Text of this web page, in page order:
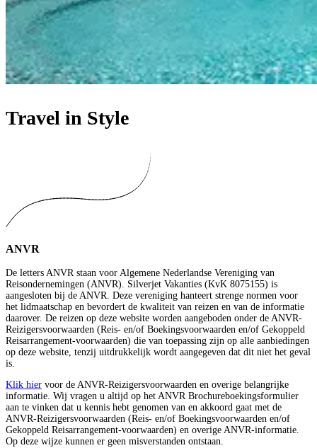
Travel in Style
ANVR
De letters ANVR staan voor Algemene Nederlandse Vereniging van
Reisondernemingen (ANVR). Silverjet Vakanties (KvK 8075155) is
aangesloten bij de ANVR. Deze vereniging hanteert strenge normen voor
het lidmaatschap en bevordert de kwaliteit van reizen en van de informatie
daarover. De reizen op deze website worden aangeboden onder de ANVR-
Reizigersvoorwaarden (Reis- en/of Boekingsvoorwaarden en/of Gekoppeld
Reisarrangement-voorwaarden) die van toepassing zijn op alle aanbiedingen
op deze website, tenzij uitdrukkelijk wordt aangegeven dat dit niet het geval
is.
Klik hier voor de ANVR-Reizigersvoorwaarden en overige belangrijke
informatie. Wij vragen u altijd op het ANVR Brochureboekingsformulier
aan te vinken dat u kennis hebt genomen van en akkoord gaat met de
ANVR-Reizigersvoorwaarden (Reis- en/of Boekingsvoorwaarden en/of
Gekoppeld Reisarrangement-voorwaarden) en overige ANVR-informatie.
Op deze wijze kunnen er geen misverstanden ontstaan.